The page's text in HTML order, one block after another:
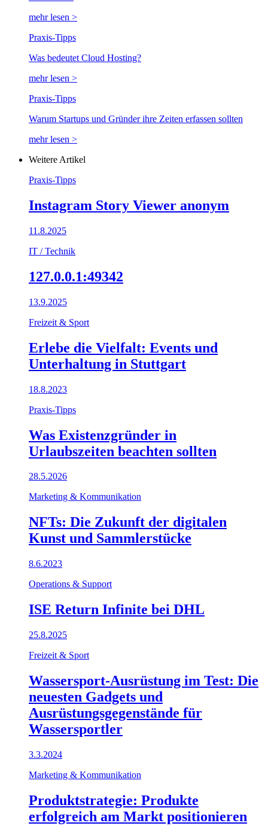
mehr lesen >
Praxis-Tipps
Was bedeutet Cloud Hosting?
mehr lesen >
Praxis-Tipps
Warum Startups und Gründer ihre Zeiten erfassen sollten
mehr lesen >
Weitere Artikel
Praxis-Tipps
Instagram Story Viewer anonym
11.8.2025
IT / Technik
127.0.0.1:49342
13.9.2025
Freizeit & Sport
Erlebe die Vielfalt: Events und
Unterhaltung in Stuttgart
18.8.2023
Praxis-Tipps
Was Existenzgründer in
Urlaubszeiten beachten sollten
28.5.2026
Marketing & Kommunikation
NFTs: Die Zukunft der digitalen
Kunst und Sammlerstücke
8.6.2023
Operations & Support
ISE Return Infinite bei DHL
25.8.2025
Freizeit & Sport
Wassersport-Ausrüstung im Test: Die
neuesten Gadgets und
Ausrüstungsgegenstände für
Wassersportler
3.3.2024
Marketing & Kommunikation
Produktstrategie: Produkte
erfolgreich am Markt positionieren